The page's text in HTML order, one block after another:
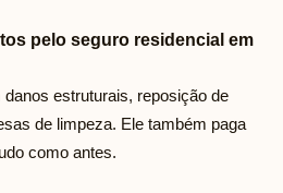
pelo seguro residencial em
estruturais, reposição de
de limpeza. Ele também paga
como antes.